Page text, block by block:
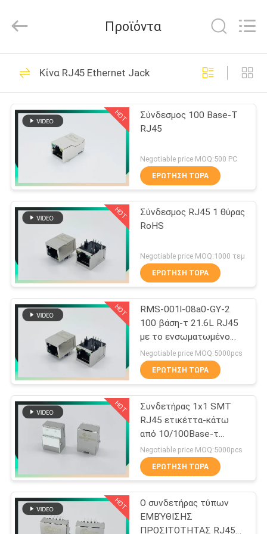
ΣΠΊΤΙ
ΠΡΟΪΌΝΤΑ
ΠΕΡΊΠΟΥ
ΕΜΕΊΣ
ΓΎΡΟΣ
ΕΡΓΟΣΤΑΣΊΩΝ
ΠΟΙΟΤΙΚΌΣ
ΈΛΕΓΧΟΣ
ΜΑΣ
ΕΛΆΤΕ
ΣΕ
ΕΠΑΦΉ
ΜΕ
SHOW
SITEMAP
Electronics
Rights
rj45 ο
μορφωματικός
Jack
82
RJ45 Ethernet Jack
34
Ο μαγνητικός RJ45
Jack
33
RJ11 RJ45 Jack
21
Προϊόντα
Κίνα RJ45 Ethernet Jack
HOT
Σύνδεσμος 100 Base-T
RJ45
Negotiable price MOQ:500 PC
ΕΡΏΤΗΣΗ ΤΏΡΑ
HOT
Σύνδεσμος RJ45 1 θύρας
RoHS
Negotiable price MOQ:1000 τεμ
ΕΡΏΤΗΣΗ ΤΏΡΑ
HOT
RMS-001l-08a0-GY-2
100 βάση-τ 21.6L RJ45
με το ενσωματωμένο
magnetics με G/Y LEDs
Negotiable price MOQ:5000pcs
ΕΡΏΤΗΣΗ ΤΏΡΑ
HOT
Συνδετήρας 1x1 SMT
RJ45 ετικέττα-κάτω
από 10/100Base-τ
MIC26023-5134W-LF3
PHCONN
Negotiable price MOQ:5000pcs
ΕΡΏΤΗΣΗ ΤΏΡΑ
HOT
Ο συνδετήρας τύπων
ΕΜΒΎΘΙΣΗΣ
ΠΡΟΣΙΤΟΤΗΤΑΣ RJ45